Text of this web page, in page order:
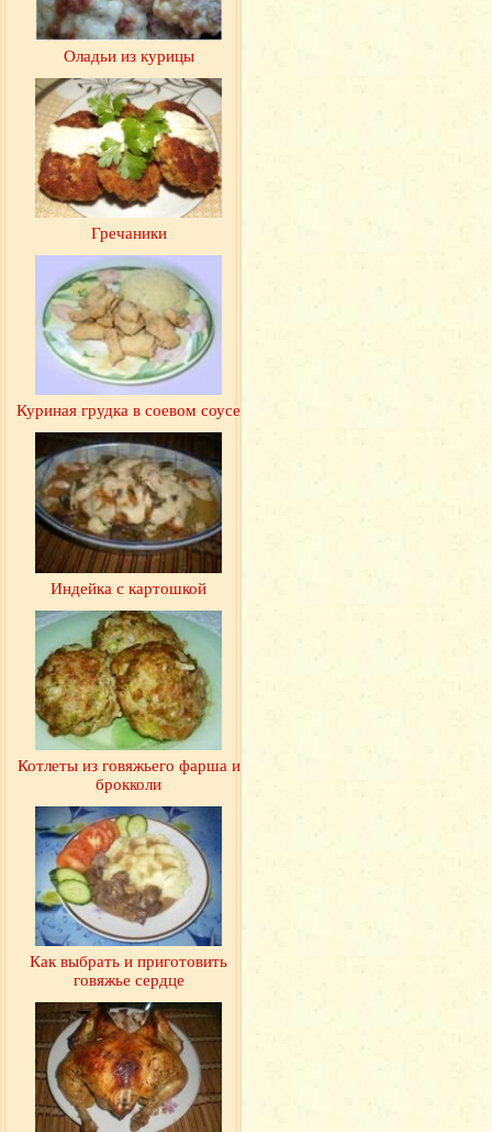
Оладьи из курицы
Гречаники
Куриная грудка в соевом соусе
Индейка с картошкой
Котлеты из говяжьего фарша и
брокколи
Как выбрать и приготовить
говяжье сердце